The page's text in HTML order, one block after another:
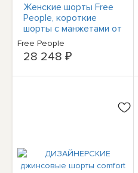
Женские шорты Free
People, короткие
шорты с манжетами от
Марси.
Free People
28 248 ₽